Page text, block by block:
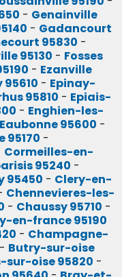
- Genainville
- Gadancourt
95830 -
95130 - Fosses
- Ezanville
95610 - Epinay-
95810 - Epiais-
- Enghien-les-
Eaubonne 95600 -
-
Cormeilles-en-
95240 -
95450 - Clery-en-
Chennevieres-les-
- Chaussy 95710 -
en-france 95190
- Champagne-
- Butry-sur-oise
sur-oise 95820 -